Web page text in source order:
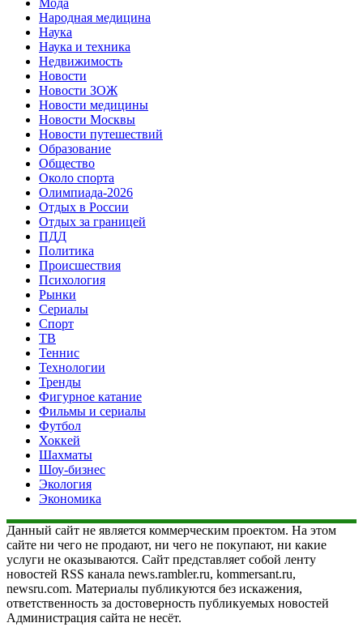
Народная медицина
Наука
Наука и техника
Недвижимость
Новости
Новости ЗОЖ
Новости медицины
Новости Москвы
Новости путешествий
Образование
Общество
Около спорта
Олимпиада-2026
Отдых в России
Отдых за границей
ПДД
Политика
Происшествия
Психология
Рынки
Сериалы
Спорт
ТВ
Теннис
Технологии
Тренды
Фигурное катание
Фильмы и сериалы
Футбол
Хоккей
Шахматы
Шоу-бизнес
Экология
Экономика
Данный сайт не является коммерческим проектом. На этом
сайте ни чего не продают, ни чего не покупают, ни какие
услуги не оказываются. Сайт представляет собой ленту
новостей RSS канала news.rambler.ru, kommersant.ru,
newsru.com. Материалы публикуются без искажения,
ответственность за достоверность публикуемых новостей
Администрация сайта не несёт.